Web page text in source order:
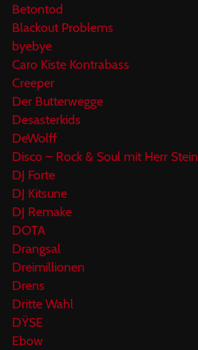
Betontod
Blackout Problems
byebye
Caro Kiste Kontrabass
Creeper
Der Butterwegge
Desasterkids
DeWolff
Disco – Rock & Soul mit Herr Stein
DJ Forte
DJ Kitsune
DJ Remake
DOTA
Drangsal
Dreimillionen
Drens
Dritte Wahl
DŸSE
Ebow